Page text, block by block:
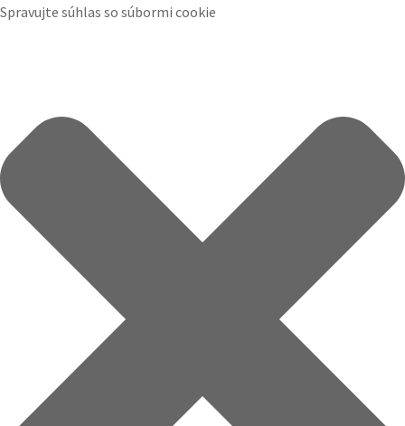
Spravujte súhlas so súbormi cookie